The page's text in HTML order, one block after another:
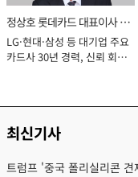
정상호 롯데카드 대표이사 사
장
LG·현대·삼성 등 대기업 주요
카드사 30년 경력, 신뢰 회복
최신기사
트럼프 '중국 폴리실리콘